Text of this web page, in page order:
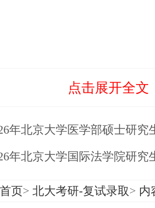
点击展开全文
年北京大学医学部硕士研究生招生
年北京大学国际法学院研究生入
首页> 北大考研-复试录取> 内